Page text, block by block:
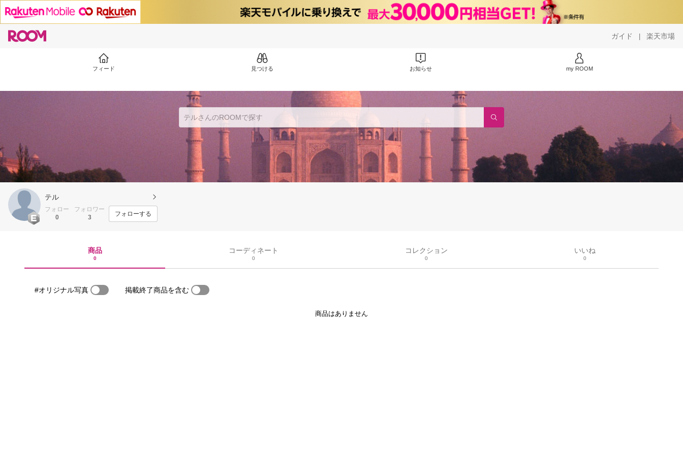
ガイド | 楽天市場
フィード 見つける お知らせ my ROOM
テル
フォロー
0
フォロワー
3
フォローする
商品
0
コーディネート
0
コレクション
0
いいね
0
#オリジナル写真 掲載終了商品を含む
商品はありません